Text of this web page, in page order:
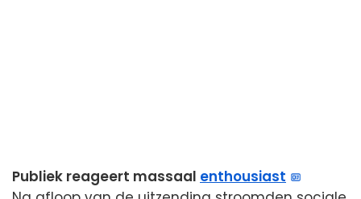
Publiek reageert massaal enthousiast